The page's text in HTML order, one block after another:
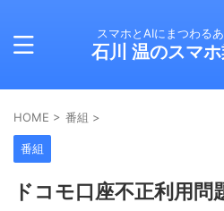
スマホとAIにまつわる
石川 温のスマ
HOME > 番組 >
番組
ドコモ口座不正利用問